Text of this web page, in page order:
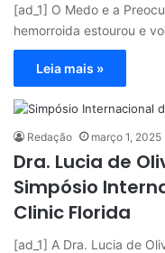
[ad_1] O Medo e a
hemorroida estourou e
Leia mais »
Redação março 1, 2025
Dra. Lucia de
Simpósio
Clinic Florida
[ad_1] A Dra. Lucia de